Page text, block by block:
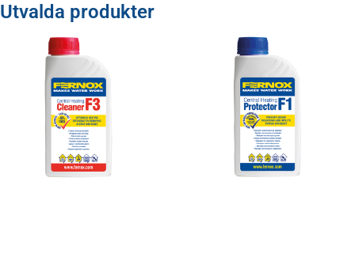
Utvalda produkter